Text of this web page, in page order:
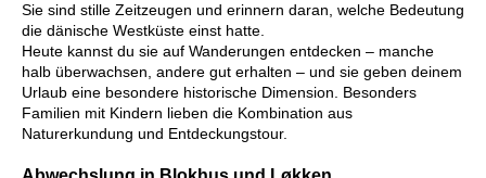
Sie sind stille Zeitzeugen und erinnern daran, welche Bedeutung
die dänische Westküste einst hatte.
Heute kannst du sie auf Wanderungen entdecken – manche
halb überwachsen, andere gut erhalten – und sie geben deinem
Urlaub eine besondere historische Dimension. Besonders
Familien mit Kindern lieben die Kombination aus
Naturerkundung und Entdeckungstour.